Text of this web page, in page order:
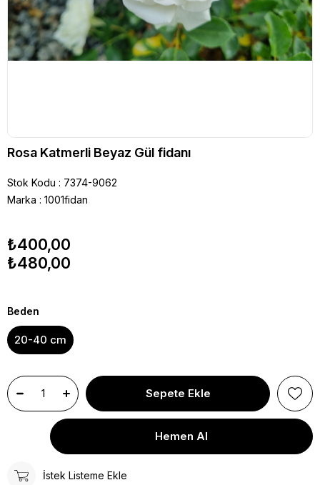
Rosa Katmerli Beyaz Gül fidanı
Stok Kodu
7374-9062
Marka : 1001fidan
₺400,00
₺480,00
Beden
20-40 cm
İstek Listeme Ekle